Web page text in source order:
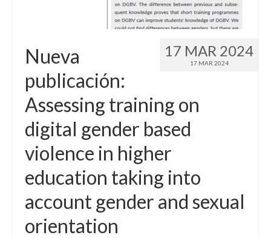
17 MAR 2024
17 MAR 2024
Nueva
publicación:
Assessing training on
digital gender based
violence in higher
education taking into
account gender and sexual
orientation